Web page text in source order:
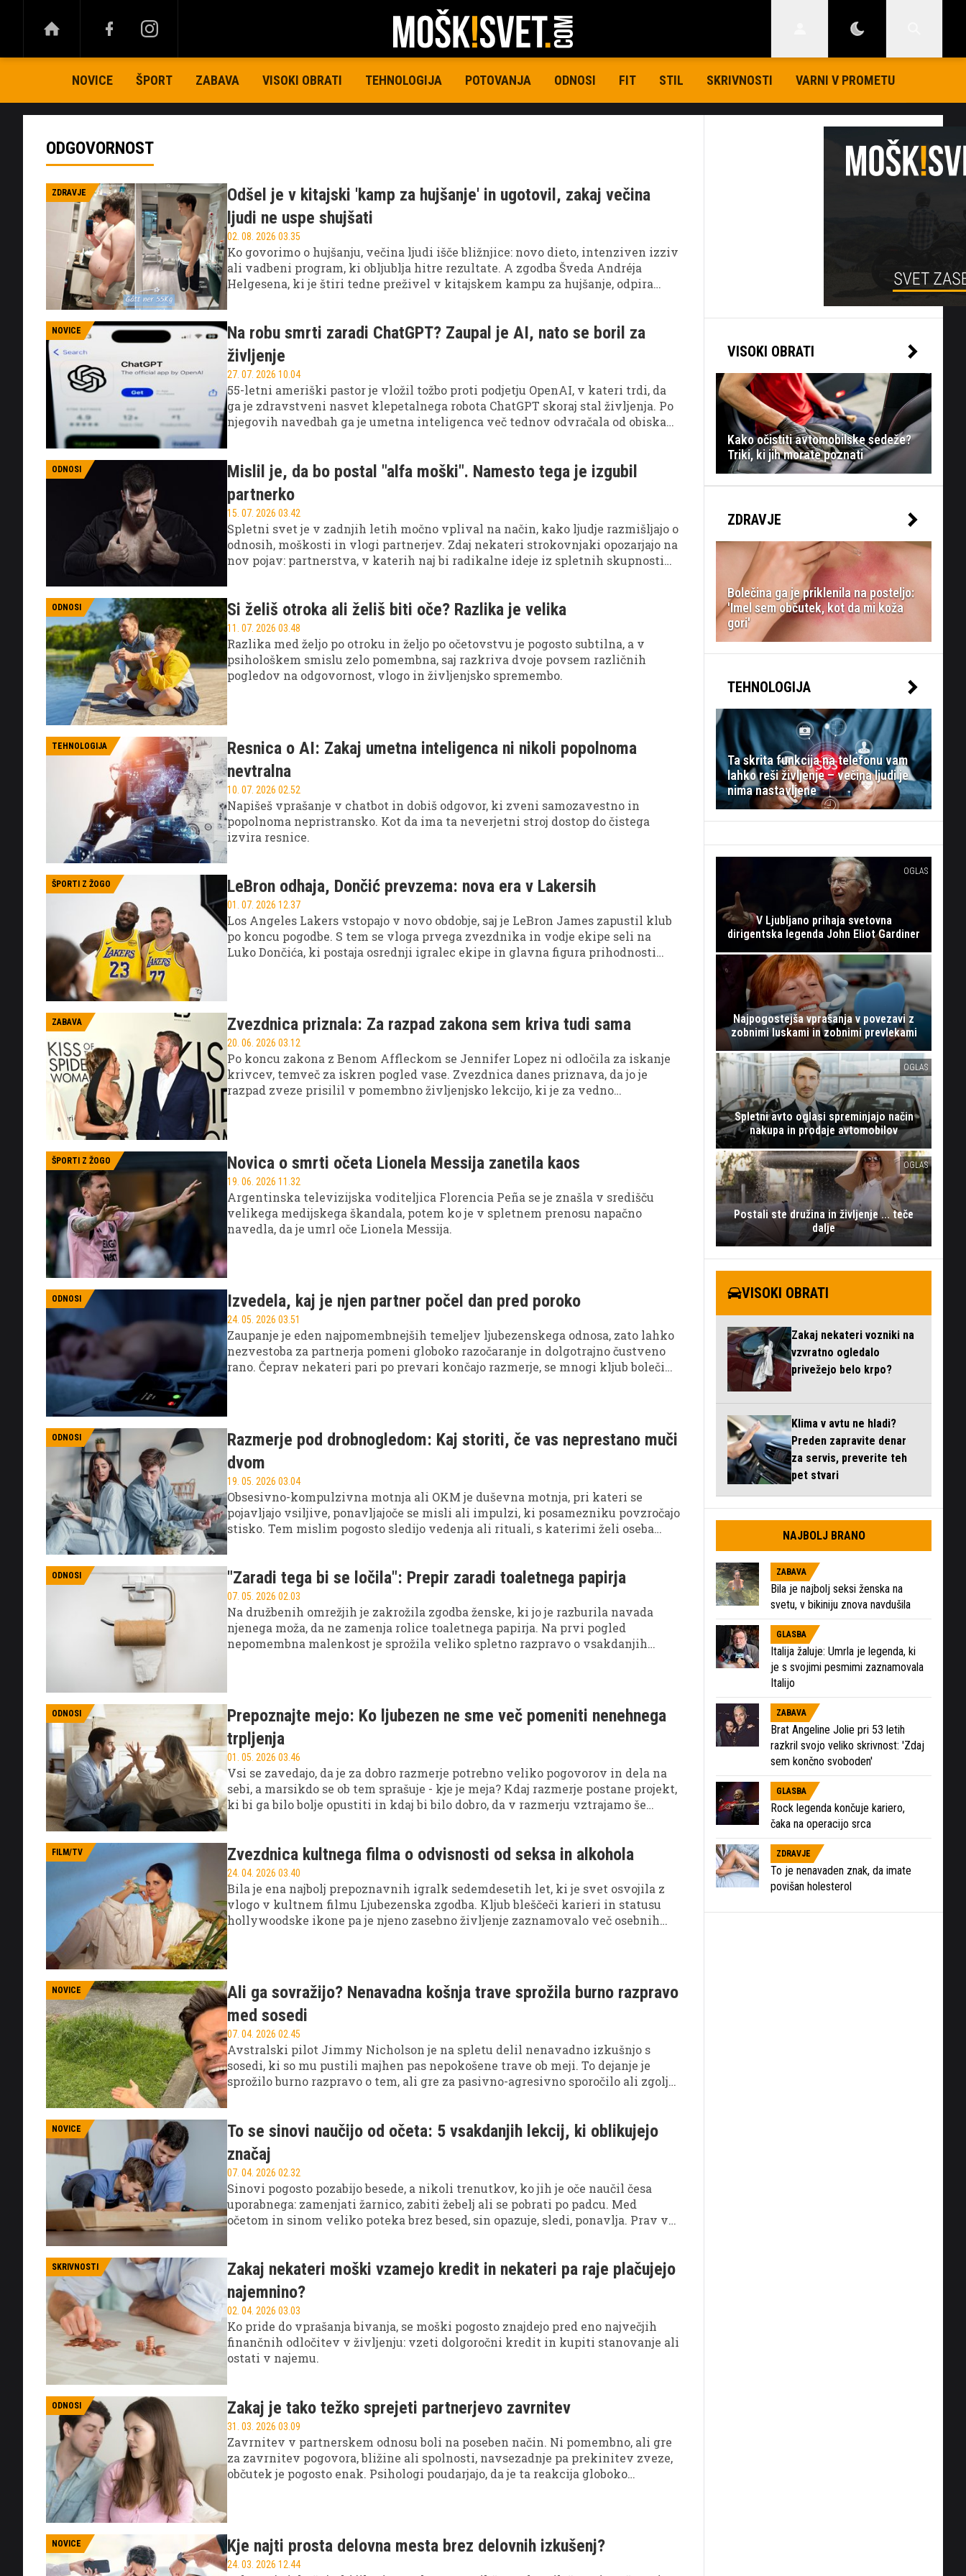
NOVICE ŠPORT ZABAVA VISOKI OBRATI TEHNOLOGIJA POTOVANJA ODNOSI FIT STIL SKRIVNOSTI VARNI V PROMETU
ODGOVORNOST
ZDRAVJE
Odšel je v kitajski 'kamp za hujšanje' in ugotovil, zakaj večina
ljudi ne uspe shujšati
02. 08. 2026 03.35
Ko govorimo o hujšanju, večina ljudi išče bližnjice: novo dieto, intenziven izziv
ali vadbeni program, ki obljublja hitre rezultate. A zgodba Šveda Andréja
Helgesena, ki je štiri tedne preživel v kitajskem kampu za hujšanje, odpira
NOVICE
Na robu smrti zaradi ChatGPT? Zaupal je AI, nato se boril za
življenje
27. 07. 2026 10.04
55-letni ameriški pastor je vložil tožbo proti podjetju OpenAI, v kateri trdi, da
ga je zdravstveni nasvet klepetalnega robota ChatGPT skoraj stal življenja. Po
njegovih navedbah ga je umetna inteligenca več tednov odvračala od obiska
ODNOSI
Mislil je, da bo postal "alfa moški". Namesto tega je izgubil
partnerko
15. 07. 2026 03.42
Spletni svet je v zadnjih letih močno vplival na način, kako ljudje razmišljajo o
odnosih, moškosti in vlogi partnerjev. Zdaj nekateri strokovnjaki opozarjajo na
nov pojav: partnerstva, v katerih naj bi radikalne ideje iz spletnih skupnosti
ODNOSI Si želiš otroka ali želiš biti oče? Razlika je velika
11. 07. 2026 03.48
Razlika med željo po otroku in željo po očetovstvu je pogosto subtilna, a v
psihološkem smislu zelo pomembna, saj razkriva dvoje povsem različnih
pogledov na odgovornost, vlogo in življenjsko spremembo.
TEHNOLOGIJA
Resnica o AI: Zakaj umetna inteligenca ni nikoli popolnoma
nevtralna
10. 07. 2026 02.52
Napišeš vprašanje v chatbot in dobiš odgovor, ki zveni samozavestno in
popolnoma nepristransko. Kot da ima ta neverjetni stroj dostop do čistega
izvira resnice.
ŠPORTI Z ŽOGO LeBron odhaja, Dončić prevzema: nova era v Lakersih
01. 07. 2026 12.37
Los Angeles Lakers vstopajo v novo obdobje, saj je LeBron James zapustil klub
po koncu pogodbe. S tem se vloga prvega zvezdnika in vodje ekipe seli na
Luko Dončića, ki postaja osrednji igralec ekipe in glavna figura prihodnosti
ZABAVA Zvezdnica priznala: Za razpad zakona sem kriva tudi sama
20. 06. 2026 03.12
Po koncu zakona z Benom Affleckom se Jennifer Lopez ni odločila za iskanje
krivcev, temveč za iskren pogled vase. Zvezdnica danes priznava, da jo je
razpad zveze prisilil v pomembno življenjsko lekcijo, ki je za vedno
ŠPORTI Z ŽOGO Novica o smrti očeta Lionela Messija zanetila kaos
19. 06. 2026 11.32
Argentinska televizijska voditeljica Florencia Peña se je znašla v središču
velikega medijskega škandala, potem ko je v spletnem prenosu napačno
navedla, da je umrl oče Lionela Messija.
ODNOSI Izvedela, kaj je njen partner počel dan pred poroko
24. 05. 2026 03.51
Zaupanje je eden najpomembnejših temeljev ljubezenskega odnosa, zato lahko
nezvestoba za partnerja pomeni globoko razočaranje in dolgotrajno čustveno
rano. Čeprav nekateri pari po prevari končajo razmerje, se mnogi kljub bolečini
ODNOSI
Razmerje pod drobnogledom: Kaj storiti, če vas neprestano muči
dvom
19. 05. 2026 03.04
Obsesivno-kompulzivna motnja ali OKM je duševna motnja, pri kateri se
pojavljajo vsiljive, ponavljajoče se misli ali impulzi, ki posamezniku povzročajo
stisko. Tem mislim pogosto sledijo vedenja ali rituali, s katerimi želi oseba
ODNOSI "Zaradi tega bi se ločila": Prepir zaradi toaletnega papirja
07. 05. 2026 02.03
Na družbenih omrežjih je zakrožila zgodba ženske, ki jo je razburila navada
njenega moža, da ne zamenja rolice toaletnega papirja. Na prvi pogled
nepomembna malenkost je sprožila veliko spletno razpravo o vsakdanjih
ODNOSI
Prepoznajte mejo: Ko ljubezen ne sme več pomeniti nenehnega
trpljenja
01. 05. 2026 03.46
Vsi se zavedajo, da je za dobro razmerje potrebno veliko pogovorov in dela na
sebi, a marsikdo se ob tem sprašuje - kje je meja? Kdaj razmerje postane projekt,
ki bi ga bilo bolje opustiti in kdaj bi bilo dobro, da v razmerju vztrajamo še
FILM/TV Zvezdnica kultnega filma o odvisnosti od seksa in alkohola
24. 04. 2026 03.40
Bila je ena najbolj prepoznavnih igralk sedemdesetih let, ki je svet osvojila z
vlogo v kultnem filmu Ljubezenska zgodba. Kljub bleščeči karieri in statusu
hollywoodske ikone pa je njeno zasebno življenje zaznamovalo več osebnih
NOVICE
Ali ga sovražijo? Nenavadna košnja trave sprožila burno razpravo
med sosedi
07. 04. 2026 02.45
Avstralski pilot Jimmy Nicholson je na spletu delil nenavadno izkušnjo s
sosedi, ki so mu pustili majhen pas nepokošene trave ob meji. To dejanje je
sprožilo burno razpravo o tem, ali gre za pasivno-agresivno sporočilo ali zgolj
NOVICE
To se sinovi naučijo od očeta: 5 vsakdanjih lekcij, ki oblikujejo
značaj
07. 04. 2026 02.32
Sinovi pogosto pozabijo besede, a nikoli trenutkov, ko jih je oče naučil česa
uporabnega: zamenjati žarnico, zabiti žebelj ali se pobrati po padcu. Med
očetom in sinom veliko poteka brez besed, sin opazuje, sledi, ponavlja. Prav v
SKRIVNOSTI
Zakaj nekateri moški vzamejo kredit in nekateri pa raje plačujejo
najemnino?
02. 04. 2026 03.03
Ko pride do vprašanja bivanja, se moški pogosto znajdejo pred eno največjih
finančnih odločitev v življenju: vzeti dolgoročni kredit in kupiti stanovanje ali
ostati v najemu.
ODNOSI Zakaj je tako težko sprejeti partnerjevo zavrnitev
31. 03. 2026 03.09
Zavrnitev v partnerskem odnosu boli na poseben način. Ni pomembno, ali gre
za zavrnitev pogovora, bližine ali spolnosti, navsezadnje pa prekinitev zveze,
občutek je pogosto enak. Psihologi poudarjajo, da je ta reakcija globoko
NOVICE Kje najti prosta delovna mesta brez delovnih izkušenj?
24. 03. 2026 12.44
VISOKI OBRATI
Kako očistiti avtomobilske sedeže?
Triki, ki jih morate poznati
ZDRAVJE
Bolečina ga je priklenila na posteljo:
'Imel sem občutek, kot da mi koža
gori'
TEHNOLOGIJA
Ta skrita funkcija na telefonu vam
lahko reši življenje – večina ljudi je
nima nastavljene
OGLAS
V Ljubljano prihaja svetovna
dirigentska legenda John Eliot Gardiner
Najpogostejša vprašanja v povezavi z
zobnimi luskami in zobnimi prevlekami
OGLAS
Spletni avto oglasi spreminjajo način
nakupa in prodaje avtomobilov
OGLAS
Postali ste družina in življenje ... teče
dalje
VISOKI OBRATI
Zakaj nekateri vozniki na
vzvratno ogledalo
privežejo belo krpo?
Klima v avtu ne hladi?
Preden zapravite denar
za servis, preverite teh
pet stvari
NAJBOLJ BRANO
ZABAVA
Bila je najbolj seksi ženska na
svetu, v bikiniju znova navdušila
GLASBA
Italija žaluje: Umrla je legenda, ki
je s svojimi pesmimi zaznamovala
Italijo
ZABAVA
Brat Angeline Jolie pri 53 letih
razkril svojo veliko skrivnost: 'Zdaj
sem končno svoboden'
GLASBA
Rock legenda končuje kariero,
čaka na operacijo srca
ZDRAVJE
To je nenavaden znak, da imate
povišan holesterol